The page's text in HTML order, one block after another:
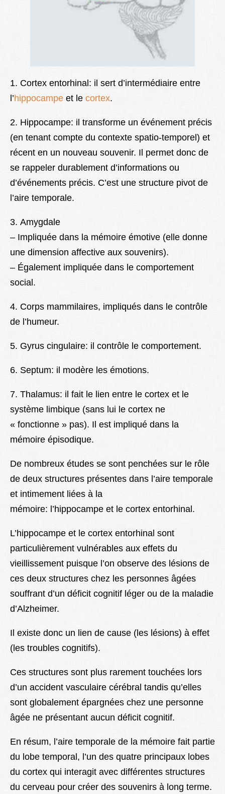
1. Cortex entorhinal: il sert d’intermédiaire entre
l’hippocampe et le cortex.
2. Hippocampe: il transforme un événement précis
(en tenant compte du contexte spatio-temporel) et
récent en un nouveau souvenir. Il permet donc de
se rappeler durablement d’informations ou
d’événements précis. C’est une structure pivot de
l’aire temporale.
3. Amygdale
– Impliquée dans la mémoire émotive (elle donne
une dimension affective aux souvenirs).
– Également impliquée dans le comportement
social.
4. Corps mammilaires, impliqués dans le contrôle
de l’humeur.
5. Gyrus cingulaire: il contrôle le comportement.
6. Septum: il modère les émotions.
7. Thalamus: il fait le lien entre le cortex et le
système limbique (sans lui le cortex ne
« fonctionne » pas). Il est impliqué dans la
mémoire épisodique.
De nombreux études se sont penchées sur le rôle
de deux structures présentes dans l’aire temporale
et intimement liées à la
mémoire: l’hippocampe et le cortex entorhinal.
L’hippocampe et le cortex entorhinal sont
particulièrement vulnérables aux effets du
vieillissement puisque l’on observe des lésions de
ces deux structures chez les personnes âgées
souffrant d’un déficit cognitif léger ou de la maladie
d’Alzheimer.
Il existe donc un lien de cause (les lésions) à effet
(les troubles cognitifs).
Ces structures sont plus rarement touchées lors
d’un accident vasculaire cérébral tandis qu’elles
sont globalement épargnées chez une personne
âgée ne présentant aucun déficit cognitif.
En résum, l’aire temporale de la mémoire fait partie
du lobe temporal, l’un des quatre principaux lobes
du cortex qui interagit avec différentes structures
du cerveau pour créer des souvenirs à long terme.